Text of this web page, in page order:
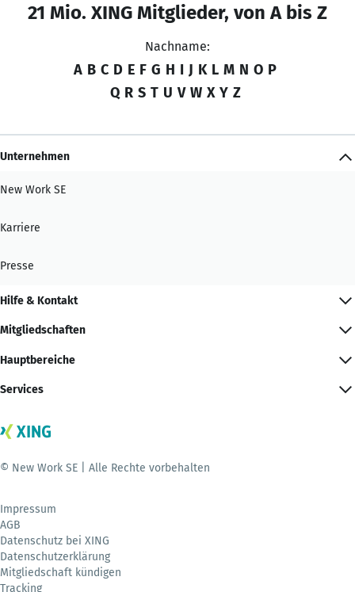
21 Mio. XING Mitglieder, von A bis Z
Nachname:
A B C D E F G H I J K L M N O P
Q R S T U V W X Y Z
Unternehmen
New Work SE
Karriere
Presse
Hilfe & Kontakt
Mitgliedschaften
Hauptbereiche
Services
© New Work SE | Alle Rechte vorbehalten
Impressum
AGB
Datenschutz bei XING
Datenschutzerklärung
Mitgliedschaft kündigen
Tracking